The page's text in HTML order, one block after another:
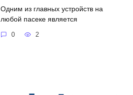
Одним из главных устройств на
любой пасеке является
0 2